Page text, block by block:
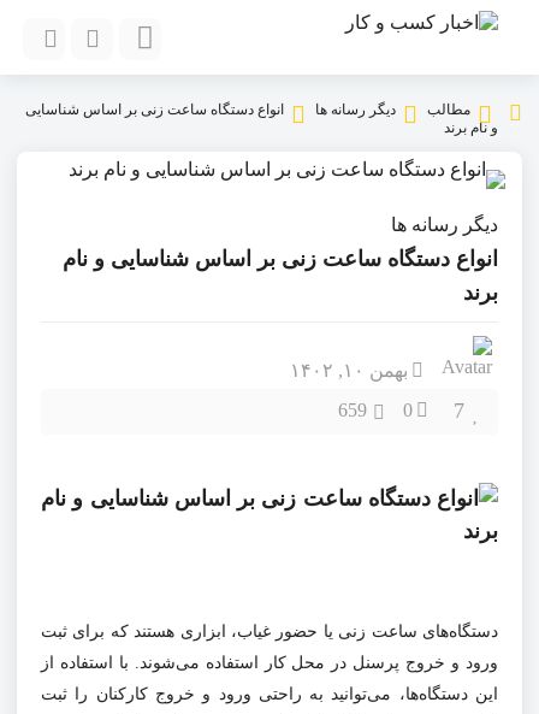
مطالب دیگر رسانه ها
انواع دستگاه ساعت زنی بر اساس شناسایی
و نام برند
دیگر رسانه ها
انواع دستگاه ساعت زنی بر اساس شناسایی و نام
برند
بهمن ۱۰, ۱۴۰۲
7
0
659
دستگاه‌های ساعت زنی یا حضور غیاب، ابزاری هستند که برای ثبت
ورود و خروج پرسنل در محل کار استفاده می‌شوند. با استفاده از
این دستگاه‌ها، می‌توانید به راحتی ورود و خروج کارکنان را ثبت